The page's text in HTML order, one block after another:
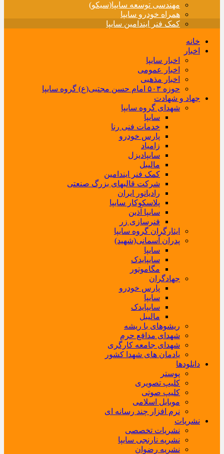
مهندسی توسعه سایپا(سیکو)
همراه خودرو سایپا
کمک فنر ایندامین سایپا
خانه
اخبار
اخبار سایپا
اخبار عمومی
اخبار مذهبی
حوزه ۵۰۳ امام حسن مجتبی(ع) گروه سایپا
جهاد و شهادت
شهدای گروه سایپا
سایپا
خدمات فنی رنا
پارس خودرو
زامیاد
سایپادیزل
مالیبل
کمک فنر ایندامین
شرکت قالبهای بزرگ صنعتی
رادیاتور ایران
پلاسکوکار سایپا
سایپا آذین
فنرسازی زر
ایثارگران گروه سایپا
پدران آسمانی(شهید)
سایپا
سایپایدک
مگاموتور
جهادگران
پارس خودرو
سایپا
سایپایدک
مالیبل
ریشوهای با ریشه
شهدای مدافع حرم
شهدای جامعه کارگری
یادمان های شهدا کشور
دانلودها
پوستر
کلیپ تصویری
کلیپ صوتی
موبایل اسلامی
نرم افزار چند رسانه ای
نشریات
نشریات تخصصی
نشریه نارنجی سایپا
نشریه رضوان